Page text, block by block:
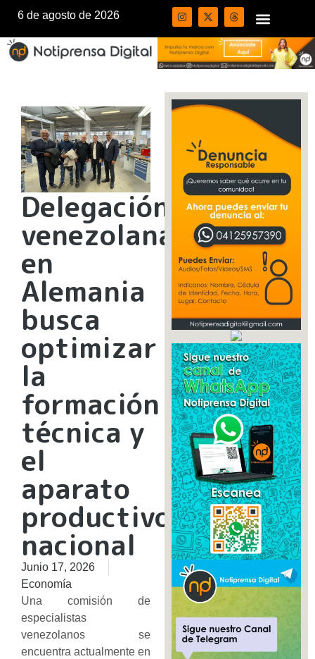
6 de agosto de 2026
Delegación
venezolana
en
Alemania
busca
optimizar
la
formación
técnica y
el
aparato
productivo
nacional
Junio 17, 2026
Economía
Una comisión de
especialistas
venezolanos se
encuentra actualmente en